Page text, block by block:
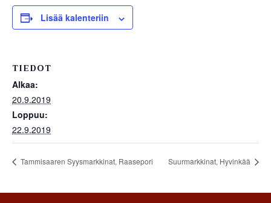
Lisää kalenteriin
TIEDOT
Alkaa:
20.9.2019
Loppuu:
22.9.2019
Tammisaaren Syysmarkkinat, Raasepori Suurmarkkinat, Hyvinkää